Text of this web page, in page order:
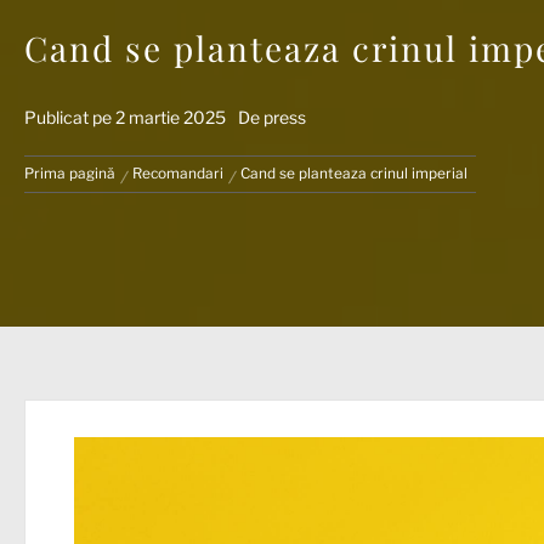
Cand se planteaza crinul
Publicat pe2 martie 2025 De press
Prima pagină Recomandari Cand se planteaza crinul imperial